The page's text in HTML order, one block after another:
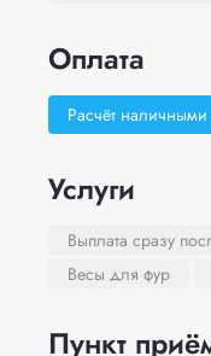
Оплата
Расчёт наличными
Услуги
Выплата сразу
Весы для фур
Пункт